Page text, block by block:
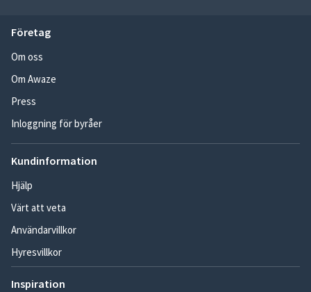
Företag
Om oss
Om Awaze
Press
Inloggning för byråer
Kundinformation
Hjälp
Värt att veta
Användarvillkor
Hyresvillkor
Inspiration